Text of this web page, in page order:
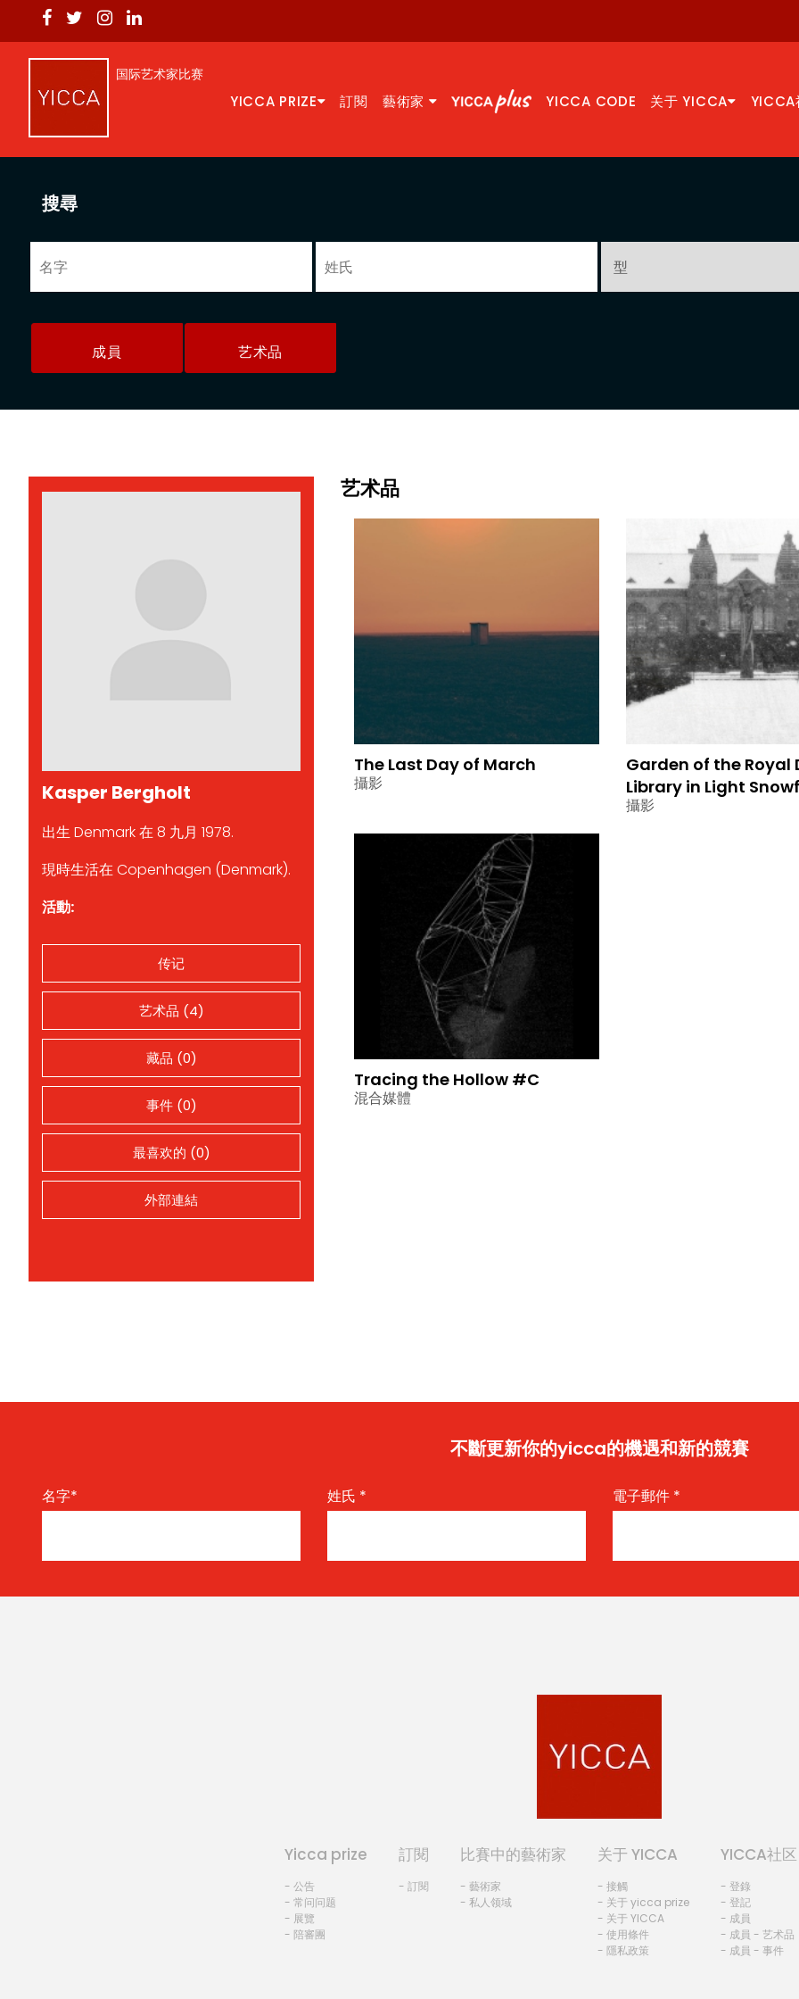
国际艺术家比赛
YICCA PRIZE 訂閱 藝術家 YICCA CODE 关于 YICCA
搜尋
成員 艺术品
Kasper Bergholt
出生 Denmark 在 8 九月 1978.
現時生活在 Copenhagen (Denmark).
活動:
传记
艺术品 (4)
藏品 (0)
事件 (0)
最喜欢的 (0)
外部連結
艺术品
The Last Day of March
攝影
Garden of the Royal
Library in Light
攝影
Tracing the Hollow #C
混合媒體
不斷更新你的yicca的機遇和新的競賽
名字* 姓氏 * 電子郵件 *
Yicca prize
- 公告
- 常问问题
- 展覽
- 陪審團
訂閱
- 訂閱
比賽中的藝術家
- 藝術家
- 私人领域
关于 YICCA
- 接觸
- 关于 yicca prize
- 关于 YICCA
- 使用條件
- 隱私政策
YICCA社区
- 登錄
- 登記
- 成員
- 成員 - 艺术品
- 成員 - 事件